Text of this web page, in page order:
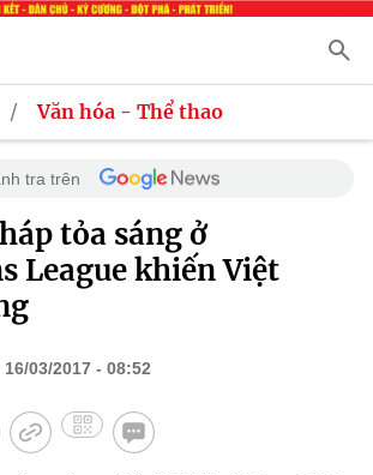
/ Văn hóa - Thể thao
tra trên
tỏa sáng ở
League khiến Việt
03/2017 - 08:52